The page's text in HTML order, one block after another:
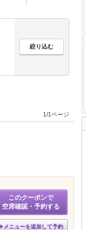
1/1ページ
このクーポンで
空席確認・予約する
メニューを追加して予約